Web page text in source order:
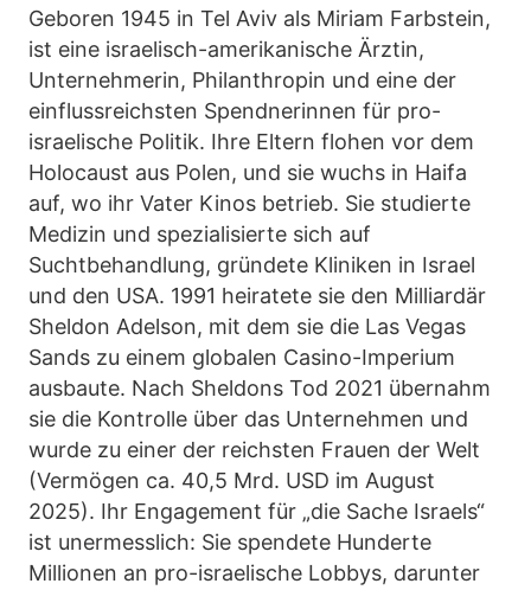
Geboren 1945 in Tel Aviv als Miriam Farbstein,
ist eine israelisch-amerikanische Ärztin,
Unternehmerin, Philanthropin und eine der
einflussreichsten Spendnerinnen für pro-
israelische Politik. Ihre Eltern flohen vor dem
Holocaust aus Polen, und sie wuchs in Haifa
auf, wo ihr Vater Kinos betrieb. Sie studierte
Medizin und spezialisierte sich auf
Suchtbehandlung, gründete Kliniken in Israel
und den USA. 1991 heiratete sie den Milliardär
Sheldon Adelson, mit dem sie die Las Vegas
Sands zu einem globalen Casino-Imperium
ausbaute. Nach Sheldons Tod 2021 übernahm
sie die Kontrolle über das Unternehmen und
wurde zu einer der reichsten Frauen der Welt
(Vermögen ca. 40,5 Mrd. USD im August
2025). Ihr Engagement für „die Sache Israels“
ist unermesslich: Sie spendete Hunderte
Millionen an pro-israelische Lobbys, darunter